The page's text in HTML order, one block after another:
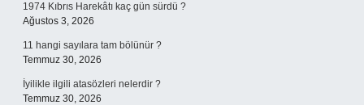
1974 Kıbrıs Harekâtı kaç gün sürdü ?
Ağustos 3, 2026
11 hangi sayılara tam bölünür ?
Temmuz 30, 2026
İyilikle ilgili atasözleri nelerdir ?
Temmuz 30, 2026